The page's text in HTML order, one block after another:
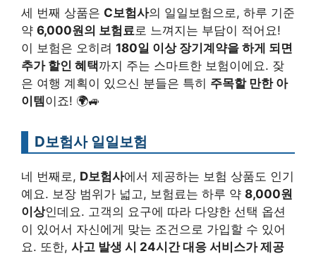
세 번째 상품은 C보험사의 일일보험으로, 하루 기준
약 6,000원의 보험료 로 느껴지는 부담이 적어요!
이 보험은 오히려 180일 이상 장기계약을 하게 되면
추가 할인 혜택까지 주는 스마트한 보험이에요. 잦
은 여행 계획이 있으신 분들은 특히 주목할 만한 아
이템이죠! 🌍🚙
D보험사 일일보험
네 번째로, D보험사에서 제공하는 보험 상품도 인기
예요. 보장 범위가 넓고, 보험료는 하루 약 8,000원
이상인데요. 고객의 요구에 따라 다양한 선택 옵션
이 있어서 자신에게 맞는 조건으로 가입할 수 있어
요. 또한, 사고 발생 시 24시간 대응 서비스가 제공